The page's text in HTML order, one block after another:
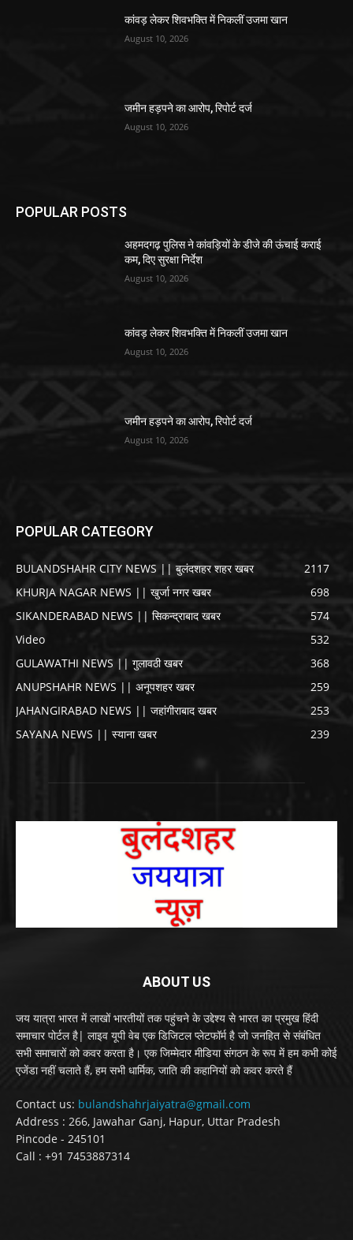
कांवड़ लेकर शिवभक्ति में निकलीं उजमा खान
August 10, 2026
जमीन हड़पने का आरोप, रिपोर्ट दर्ज
August 10, 2026
POPULAR POSTS
अहमदगढ़ पुलिस ने कांवड़ियों के डीजे की ऊंचाई कराई
कम, दिए सुरक्षा निर्देश
August 10, 2026
कांवड़ लेकर शिवभक्ति में निकलीं उजमा खान
August 10, 2026
जमीन हड़पने का आरोप, रिपोर्ट दर्ज
August 10, 2026
POPULAR CATEGORY
BULANDSHAHR CITY NEWS || बुलंदशहर शहर खबर
2117
KHURJA NAGAR NEWS || खुर्जा नगर खबर
698
SIKANDERABAD NEWS || सिकन्द्राबाद खबर
574
Video
532
GULAWATHI NEWS || गुलावठी खबर
368
ANUPSHAHR NEWS || अनूपशहर खबर
259
JAHANGIRABAD NEWS || जहांगीराबाद खबर
253
SAYANA NEWS || स्याना खबर
239
ABOUT US
जय यात्रा भारत में लाखों भारतीयों तक पहुंचने के उद्देश्य से भारत का प्रमुख हिंदी
समाचार पोर्टल है| लाइव यूपी वेब एक डिजिटल प्लेटफॉर्म है जो जनहित से संबंधित
सभी समाचारों को कवर करता है। एक जिम्मेदार मीडिया संगठन के रूप में हम कभी कोई
एजेंडा नहीं चलाते हैं, हम सभी धार्मिक, जाति की कहानियों को कवर करते हैं
Contact us: bulandshahrjaiyatra@gmail.com
Address : 266, Jawahar Ganj, Hapur, Uttar Pradesh
Pincode - 245101
Call : +91 7453887314